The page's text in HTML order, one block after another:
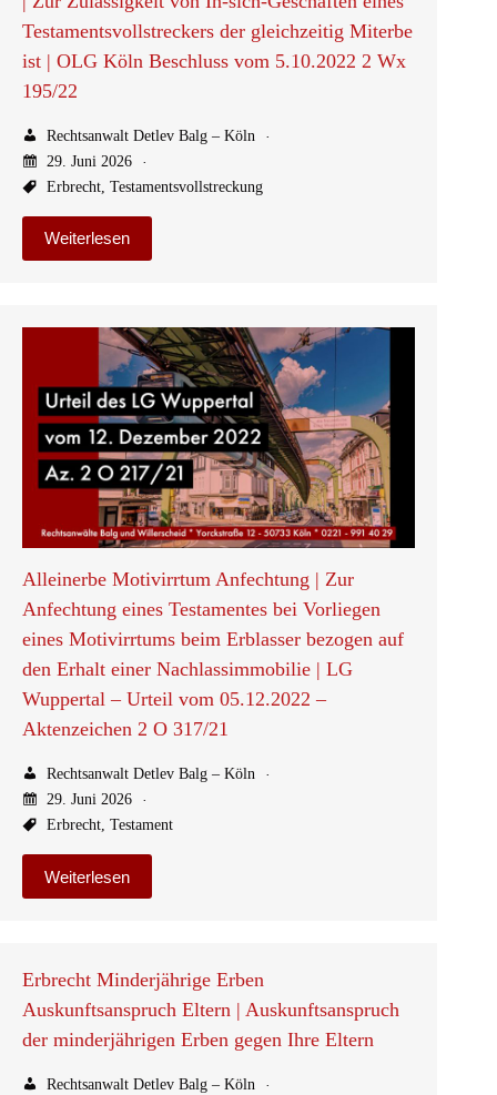
Testamentsvollstreckers der gleichzeitig Miterbe
ist | OLG Köln Beschluss vom 5.10.2022 2 Wx
195/22
Rechtsanwalt Detlev Balg – Köln
29. Juni 2026
Erbrecht Testamentsvollstreckung
Weiterlesen
Alleinerbe Motivirrtum Anfechtung | Zur
Anfechtung eines Testamentes bei Vorliegen
eines Motivirrtums beim Erblasser bezogen auf
den Erhalt einer Nachlassimmobilie | LG
Wuppertal – Urteil vom 05.12.2022 –
Aktenzeichen 2 O 317/21
Rechtsanwalt Detlev Balg – Köln
29. Juni 2026
Erbrecht, Testament
Weiterlesen
Erbrecht Minderjährige Erben
Auskunftsanspruch Eltern | Auskunftsanspruch
der minderjährigen Erben gegen Ihre Eltern
Rechtsanwalt Detlev Balg – Köln